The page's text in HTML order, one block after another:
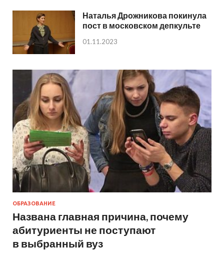
Наталья Дрожникова покинула
пост в московском депкульте
01.11.2023
ОБРАЗОВАНИЕ
Названа главная причина, почему
абитуриенты не поступают
в выбранный вуз